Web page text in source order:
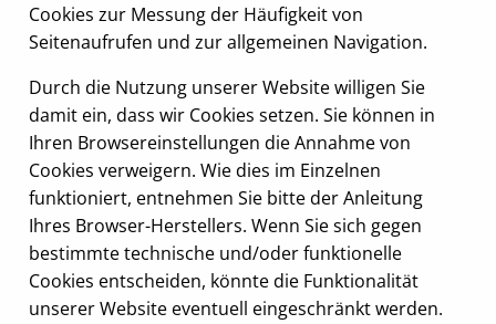
Cookies zur Messung der Häufigkeit von
Seitenaufrufen und zur allgemeinen Navigation.
Durch die Nutzung unserer Website willigen Sie
damit ein, dass wir Cookies setzen. Sie können in
Ihren Browsereinstellungen die Annahme von
Cookies verweigern. Wie dies im Einzelnen
funktioniert, entnehmen Sie bitte der Anleitung
Ihres Browser-Herstellers. Wenn Sie sich gegen
bestimmte technische und/oder funktionelle
Cookies entscheiden, könnte die Funktionalität
unserer Website eventuell eingeschränkt werden.